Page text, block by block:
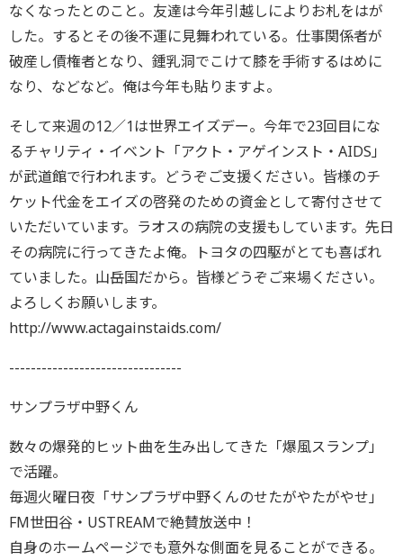
なくなったとのこと。友達は今年引越しによりお札をはが
した。するとその後不運に見舞われている。仕事関係者が
破産し債権者となり、鍾乳洞でこけて膝を手術するはめに
なり、などなど。俺は今年も貼りますよ。
そして来週の12／1は世界エイズデー。今年で23回目にな
るチャリティ・イベント「アクト・アゲインスト・AIDS」
が武道館で行われます。どうぞご支援ください。皆様のチ
ケット代金をエイズの啓発のための資金として寄付させて
いただいています。ラオスの病院の支援もしています。先日
その病院に行ってきたよ俺。トヨタの四駆がとても喜ばれ
ていました。山岳国だから。皆様どうぞご来場ください。
よろしくお願いします。
http://www.actagainstaids.com/
--------------------------------
サンプラザ中野くん
数々の爆発的ヒット曲を生み出してきた「爆風スランプ」
で活躍。
毎週火曜日夜「サンプラザ中野くんのせたがやたがやせ」
FM世田谷・USTREAMで絶賛放送中！
自身のホームページでも意外な側面を見ることができる。